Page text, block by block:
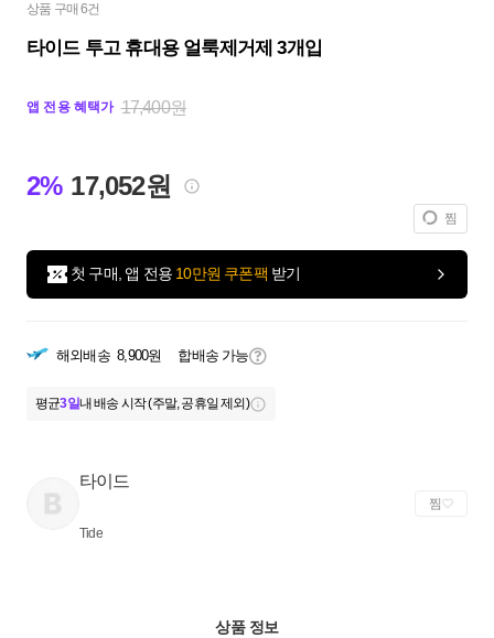
상품 구매 6건
타이드 투고 휴대용 얼룩제거제 3개입
앱 전용 혜택가 17,400원
2% 17,052원
찜
첫 구매, 앱 전용 10만원 쿠폰팩 받기
해외배송 8,900원 합배송 가능
평균3일내 배송 시작 (주말, 공휴일 제외)
타이드
Tide
찜
상품 정보